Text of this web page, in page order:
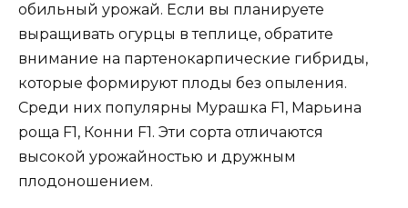
обильный урожай. Если вы планируете
выращивать огурцы в теплице, обратите
внимание на партенокарпические гибриды,
которые формируют плоды без опыления.
Среди них популярны Мурашка F1, Марьина
роща F1, Конни F1. Эти сорта отличаются
высокой урожайностью и дружным
плодоношением.